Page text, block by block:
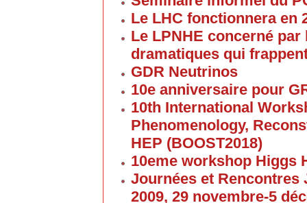
Le LHC fonctionnera en
Le LPNHE concerné par
dramatiques qui
GDR Neutrinos
10e anniversaire pour
10th International
Phenomenology,
HEP (BOOST2018)
10eme workshop Higgs
Journées et Rencontres
2009, 29 novembre-5